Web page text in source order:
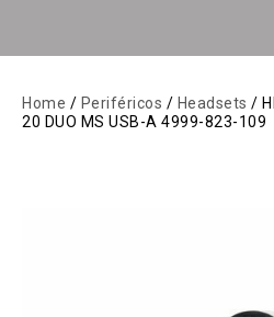
Câmeras E Drones
Home / Periféricos / Headsets /
20 DUO MS USB-A 4999-823-109